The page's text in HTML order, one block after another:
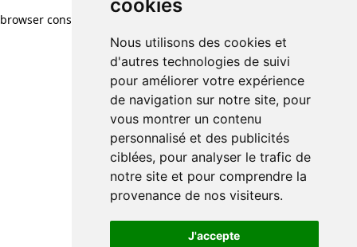
cookies
Nous utilisons des cookies et
d'autres technologies de suivi
pour améliorer votre expérience
de navigation sur notre site, pour
vous montrer un contenu
personnalisé et des publicités
ciblées, pour analyser le trafic de
notre site et pour comprendre la
provenance de nos visiteurs.
J'accepte
browser console for more information)